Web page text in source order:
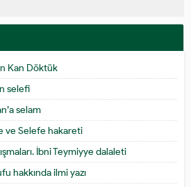
Kan Döktük
selefi
selam
ve Selefe hakareti
İbni Teymiyye dalaleti
hakkında ilmi yazı